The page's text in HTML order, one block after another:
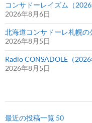
コンサドーレイズム（
2026年8月6日
北海道コンサドーレ札幌
2026年8月5日
Radio CONSADOLE（2026
2026年8月5日
最近の投稿一覧 50